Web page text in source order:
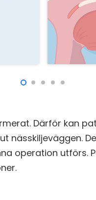
Därför kan
nässkiljeväggen.
operation utförs.